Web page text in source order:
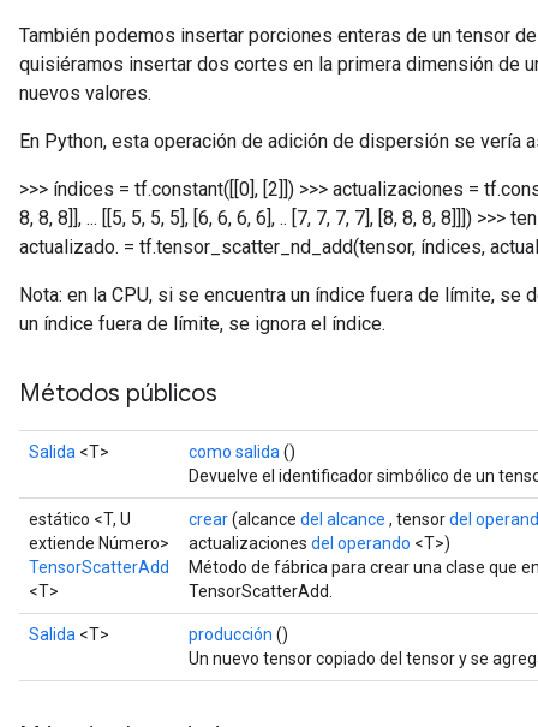
También podemos insertar porciones enteras de un tensor
quisiéramos insertar dos cortes en la primera dimensión de
nuevos valores.
En Python, esta operación de adición de dispersión se vería
>>> índices = tf.constant([[0], [2]]) >>> actualizaciones =
8, 8, 8]], ... [[5, 5, 5, 5], [6, 6, 6, 6], .. [7, 7, 7, 7], [8, 8, 8, 8]]]) >>>
actualizado. = tf.tensor_scatter_nd_add(tensor, índices,
Nota: en la CPU, si se encuentra un índice fuera de límite, se
un índice fuera de límite, se ignora el índice.
Métodos públicos
Salida <T> como salida ()
Devuelve el identificador simbólico de un
estático <T, U
extiende Número>
TensorScatterAdd
<T>
crear(alcance del alcance , tensordel
actualizaciones del operando <T>)
Método de fábrica para crear una clase que
TensorScatterAdd.
Salida <T> producción ()
Un nuevo tensor copiado del tensor y se